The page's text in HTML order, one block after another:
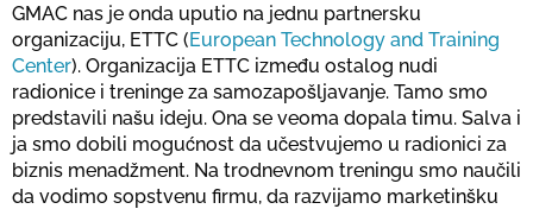
GMAC nas je onda uputio na jednu partnersku
organizaciju, ETTC (European Technology and Training
Center). Organizacija ETTC između ostalog nudi
radionice i treninge za samozapošljavanje. Tamo smo
predstavili našu ideju. Ona se veoma dopala timu. Salva i
ja smo dobili mogućnost da učestvujemo u radionici za
biznis menadžment. Na trodnevnom treningu smo naučili
da vodimo sopstvenu firmu, da razvijamo marketinšku